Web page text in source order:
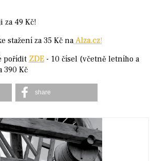
za 49 Kč!
stažení za 35 Kč na Alza.cz!
pořídit ZDE- 10 čísel (včetně letního a
390 Kč
share